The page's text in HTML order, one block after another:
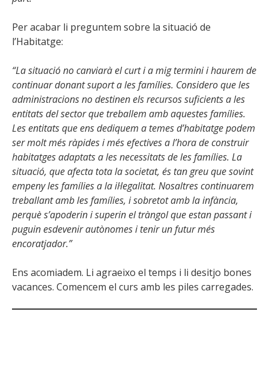
Per acabar li preguntem sobre la situació de
l’Habitatge:
“La situació no canviarà el curt i a mig termini i haurem de
continuar donant suport a les famílies. Considero que les
administracions no destinen els recursos suficients a les
entitats del sector que treballem amb aquestes famílies.
Les entitats que ens dediquem a temes d’habitatge podem
ser molt més ràpides i més efectives a l’hora de construir
habitatges adaptats a les necessitats de les famílies. La
situació, que afecta tota la societat, és tan greu que sovint
empeny les famílies a la il·legalitat. Nosaltres continuarem
treballant amb les famílies, i sobretot amb la infància,
perquè s’apoderin i superin el tràngol que estan passant i
puguin esdevenir autònomes i tenir un futur més
encoratjador.”
Ens acomiadem. Li agraeixo el temps i li desitjo bones
vacances. Comencem el curs amb les piles carregades.